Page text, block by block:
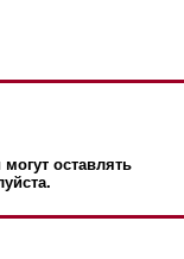
оставлять